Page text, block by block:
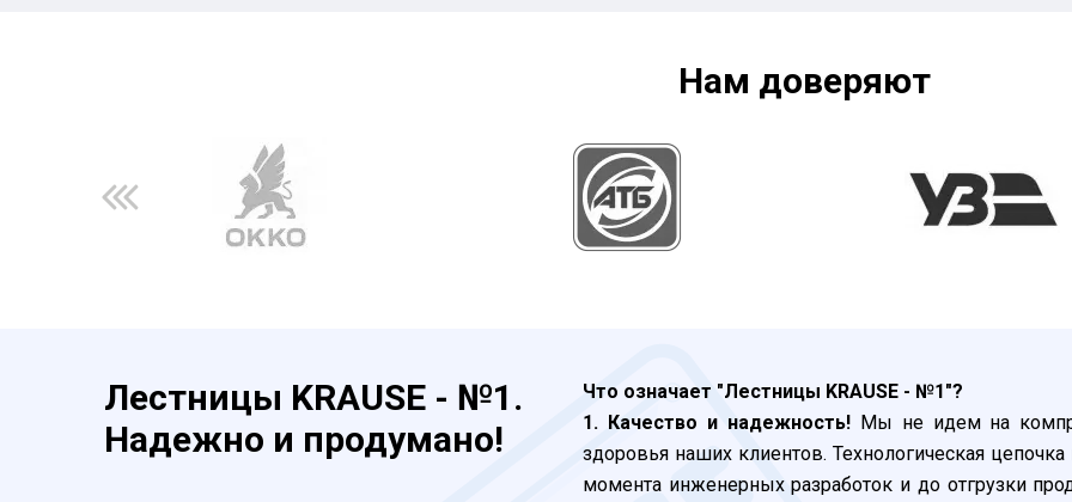
Нам доверяют
Лестницы KRAUSE - №1.
Надежно и продумано!
Что означает "Лестницы KRAUSE - №1"?
1. Качество и надежность!Мы не идем на
здоровья наших клиентов. Технологическая
момента инженерных разработок и до отгрузки